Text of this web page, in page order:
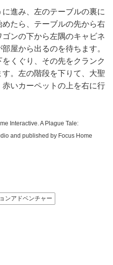
進み、左のテーブルの裏に
たら、テーブルの先から右
ンの下から左隅のキャビネ
屋から出るのを待ちます。
くぐり、その先をクランク
。左の階段を下りて、大聖
いカーペットの上を右に行
Interactive. A Plague Tale:
and published by Focus Home
ンアドベンチャー